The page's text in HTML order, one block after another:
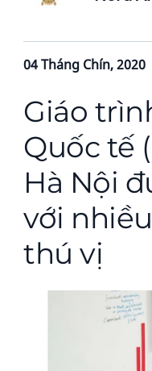
04 Tháng Chín, 2020
Giáo
Quốc tế
Hà Nội
với
thú vị